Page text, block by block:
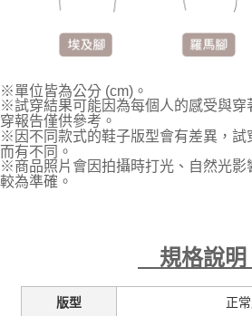
※單位皆為公分 (cm)。
※試穿結果可能因為每個人的感受與穿
穿報告僅供參考。
※因不同款式的鞋子版型會有差異，試
而有不同。
※商品照片會因拍攝時打光、自然光影
較為準確。
規格說
版型 正